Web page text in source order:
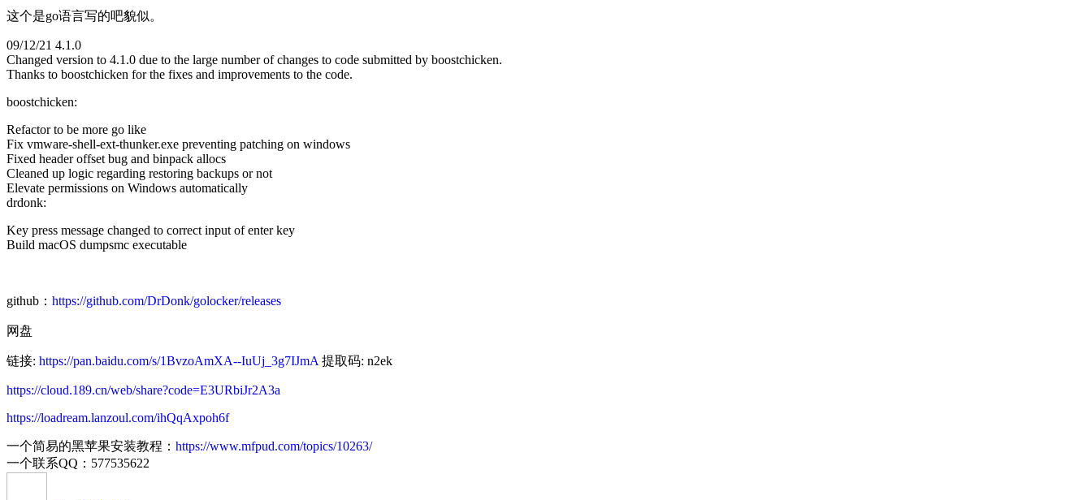
这个是go语言写的吧貌似。
09/12/21 4.1.0
Changed version to 4.1.0 due to the large number of changes to code submitted by boostchicken.
Thanks to boostchicken for the fixes and improvements to the code.
boostchicken:
Refactor to be more go like
Fix vmware-shell-ext-thunker.exe preventing patching on windows
Fixed header offset bug and binpack allocs
Cleaned up logic regarding restoring backups or not
Elevate permissions on Windows automatically
drdonk:
Key press message changed to correct input of enter key
Build macOS dumpsmc executable
github： https://github.com/DrDonk/golocker/releases
网盘
链接: https://pan.baidu.com/s/1BvzoAmXA--IuUj_3g7IJmA 提取码: n2ek
https://cloud.189.cn/web/share?code=E3URbiJr2A3a
https://loadream.lanzoul.com/ihQqAxpoh6f
一个简易的黑苹果安装教程： https://www.mfpud.com/topics/10263/
一个联系QQ：577535622